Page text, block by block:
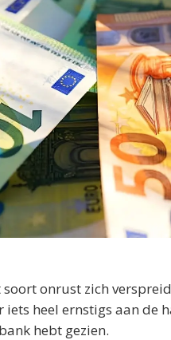
onrust zich
heel ernstigs aan de
hebt gezien.